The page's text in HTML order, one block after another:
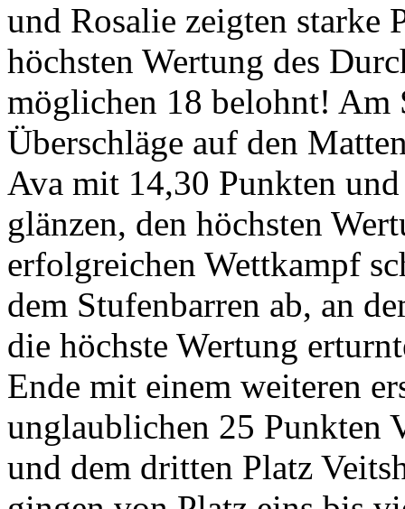
und Rosalie zeigten starke
höchsten Wertung des
möglichen 18 belohnt! Am
Überschläge auf den
Ava mit 14,30 Punkten
glänzen, den höchsten
erfolgreichen Wettkampf
dem Stufenbarren ab, an
die höchste Wertung
Ende mit einem weiteren
unglaublichen 25 Punkten
und dem dritten Platz